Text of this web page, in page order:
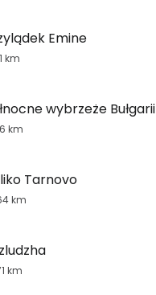
Emine
km
wybrzeże Bułgarii
km
Tarnovo
km
km